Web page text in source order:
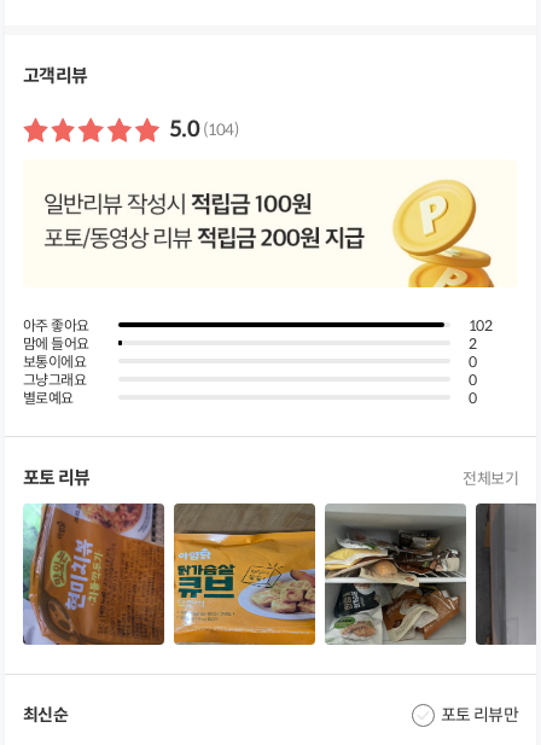
고객리뷰
5.0 (104)
아주 좋아요
102
맘에 들어요
2
보통이에요
0
그냥그래요
0
별로예요
0
포토 리뷰 전체보기
최신순 포토 리뷰만